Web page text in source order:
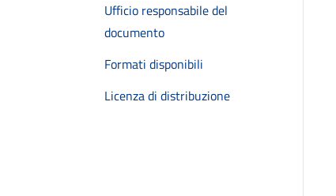
Ufficio responsabile del
documento
Formati disponibili
Licenza di distribuzione